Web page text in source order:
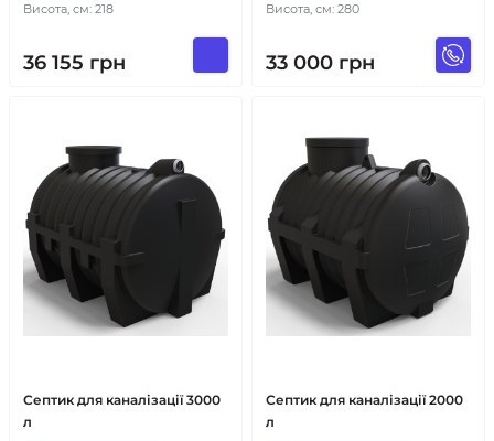
Висота, см: 218
36 155 грн
Висота, см: 280
33 000 грн
Септик для каналізації 3000
л
Септик для каналізації 2000
л